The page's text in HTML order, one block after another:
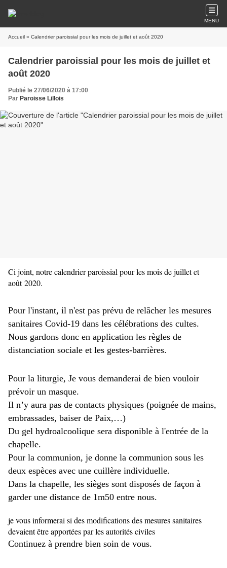
MENU
Accueil » Calendrier paroissial pour les mois de juillet et août 2020
Calendrier paroissial pour les mois de juillet et
août 2020
Publié le 27/06/2020 à 17:00
Par Paroisse Lillois
Ci joint, notre calendrier paroissial pour les mois de juillet et
août 2020.
Pour l'instant, il n'est pas prévu de relâcher les mesures
sanitaires Covid-19 dans les célébrations des cultes.
Nous gardons donc en application les règles de
distanciation sociale et les gestes-barrières.
Pour la liturgie, Je vous demanderai de bien vouloir
prévoir un masque.
Il n’y aura pas de contacts physiques (poignée de mains,
embrassades, baiser de Paix,…)
Du gel hydroalcoolique sera disponible à l'entrée de la
chapelle.
Pour la communion, je donne la communion sous les
deux espèces avec une cuillère individuelle.
Dans la chapelle, les sièges sont disposés de façon à
garder une distance de 1m50 entre nous.
je vous informerai si des modifications des mesures sanitaires
devaient être apportées par les autorités civiles
Continuez à prendre bien soin de vous.